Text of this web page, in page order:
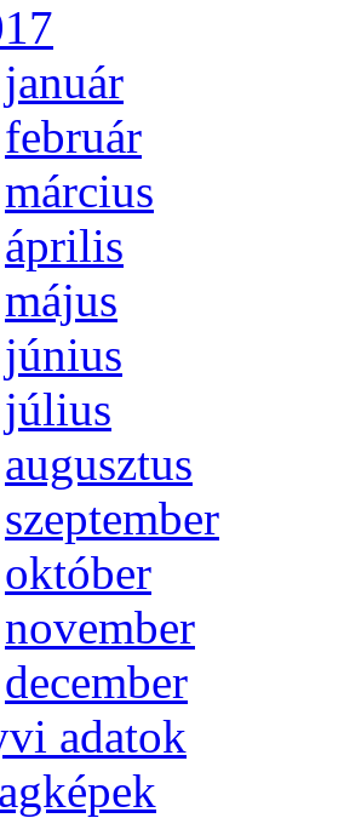
ja­nu­ár
feb­ru­ár
már­ci­us
áp­ri­lis
má­jus
jú­ni­us
jú­li­us
au­gusz­tus
szep­tem­ber
ok­tó­ber
no­vem­ber
de­cem­ber
ada­tok